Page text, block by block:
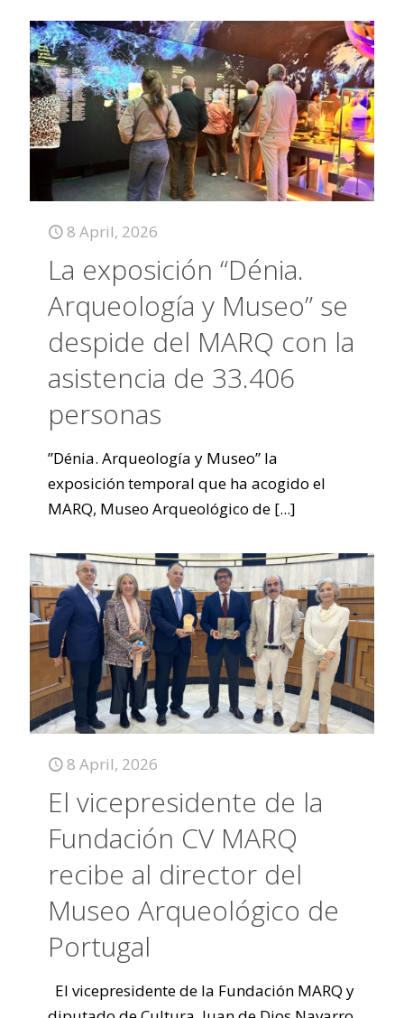
8 April, 2026
La exposición “Dénia.
Arqueología y Museo” se
despide del MARQ con la
asistencia de 33.406
personas
”Dénia. Arqueología y Museo” la
exposición temporal que ha acogido el
MARQ, Museo Arqueológico de [...]
8 April, 2026
El vicepresidente de la
Fundación CV MARQ
recibe al director del
Museo Arqueológico de
Portugal
El vicepresidente de la Fundación MARQ y